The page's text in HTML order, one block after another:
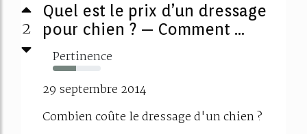
2
Quel est le prix d’un dressage
pour chien ? — Comment ...
Pertinence
49%
29 septembre 2014
Combien coûte le dressage d'un chien ?